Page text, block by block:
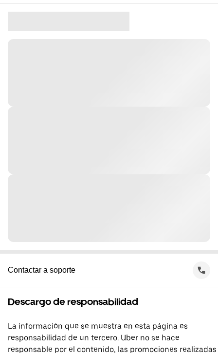
Contactar a soporte
Descargo de responsabilidad
La información que se muestra en esta página es
responsabilidad de un tercero. Uber no se hace
responsable por el contenido, las promociones realizadas